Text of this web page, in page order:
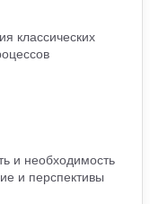
классических
и необходимость
и перспективы